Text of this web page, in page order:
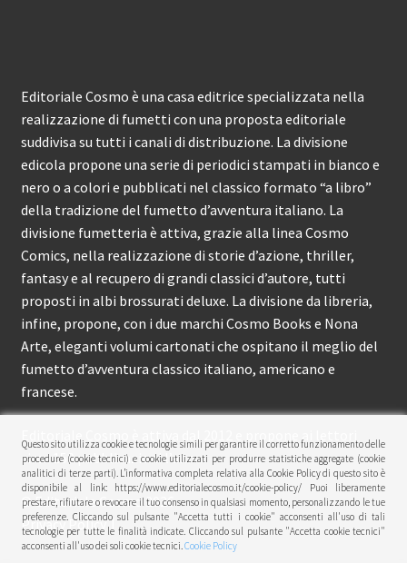
Editoriale Cosmo è una casa editrice specializzata nella
realizzazione di fumetti con una proposta editoriale
suddivisa su tutti i canali di distribuzione. La divisione
edicola propone una serie di periodici stampati in bianco e
nero o a colori e pubblicati nel classico formato “a libro”
della tradizione del fumetto d’avventura italiano. La
divisione fumetteria è attiva, grazie alla linea Cosmo
Comics, nella realizzazione di storie d’azione, thriller,
fantasy e al recupero di grandi classici d’autore, tutti
proposti in albi brossurati deluxe. La divisione da libreria,
infine, propone, con i due marchi Cosmo Books e Nona
Arte, eleganti volumi cartonati che ospitano il meglio del
fumetto d’avventura classico italiano, americano e
francese.
circa 150 pubblicazioni l’anno.
© Editoriale Cosmo 2026
Privacy Policy
Questo sito utilizza cookie e tecnologie simili per garantire il corretto funzionamento delle
procedure (cookie tecnici) e cookie utilizzati per produrre statistiche aggregate (cookie
analitici di terze parti). L’informativa completa relativa alla Cookie Policy di questo sito è
disponibile al link: https://www.editorialecosmo.it/cookie-policy/ Puoi liberamente
prestare, rifiutare o revocare il tuo consenso in qualsiasi momento, personalizzando le tue
preferenze. Cliccando sul pulsante "Accetta tutti i cookie" acconsenti all'uso di tali
tecnologie per tutte le finalità indicate. Cliccando sul pulsante "Accetta cookie tecnici"
acconsenti all'uso dei soli cookie tecnici.Cookie Policy